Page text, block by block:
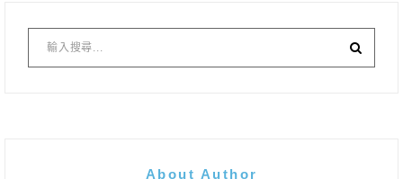
About Author